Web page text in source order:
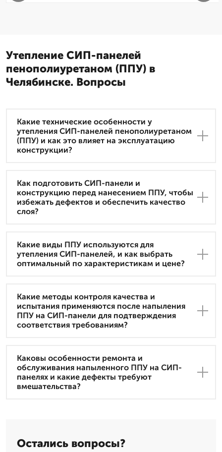
Утепление СИП-панелей
пенополиуретаном (ППУ) в
Челябинске. Вопросы
Какие технические особенности у
утепления СИП-панелей пенополиуретаном
(ППУ) и как это влияет на эксплуатацию
конструкции?
Как подготовить СИП-панели и
конструкцию перед нанесением ППУ, чтобы
избежать дефектов и обеспечить качество
слоя?
Какие виды ППУ используются для
утепления СИП-панелей, и как выбрать
оптимальный по характеристикам и цене?
Какие методы контроля качества и
испытания применяются после напыления
ППУ на СИП-панели для подтверждения
соответствия требованиям?
Каковы особенности ремонта и
обслуживания напыленного ППУ на СИП-
панелях и какие дефекты требуют
вмешательства?
Остались вопросы?